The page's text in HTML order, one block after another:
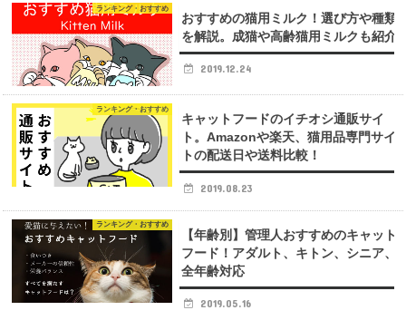
ランキング・おすすめ
おすすめの猫用ミルク！選び方や種類
を解説。成猫や高齢猫用ミルクも紹介
2019.12.24
ランキング・おすすめ
キャットフードのイチオシ通販サイ
ト。Amazonや楽天、猫用品専門サイ
トの配送日や送料比較！
2019.08.23
ランキング・おすすめ
【年齢別】管理人おすすめのキャット
フード！アダルト、キトン、シニア、
全年齢対応
2019.05.16